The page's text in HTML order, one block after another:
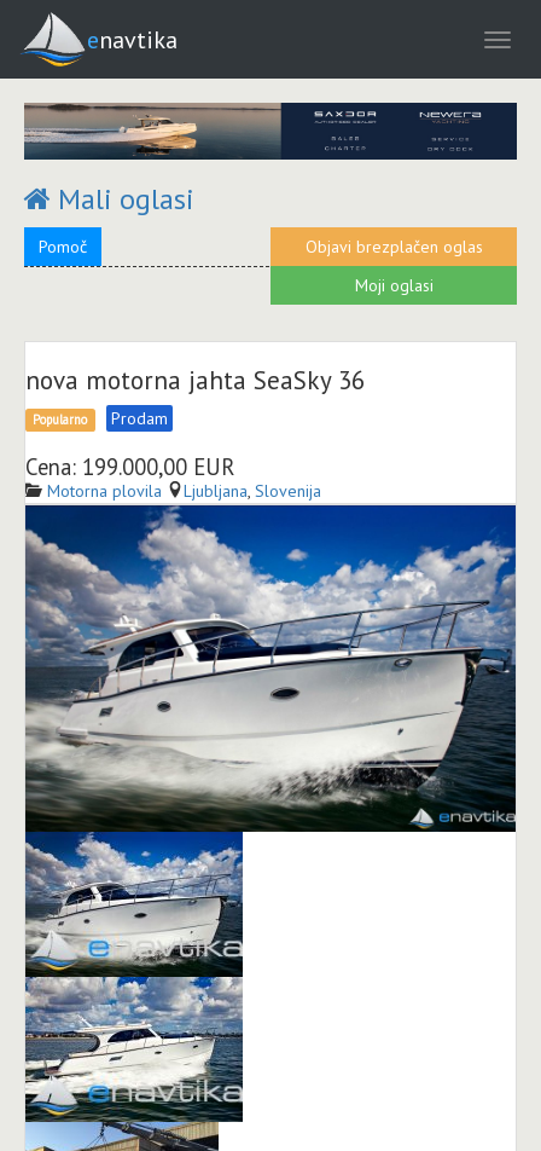
enavtika
Mali oglasi
Objavi brezplačen oglas
Pomoč
Moji oglasi
nova motorna jahta SeaSky 36
Popularno Prodam
Cena: 199.000,00 EUR
Motorna plovila Ljubljana, Slovenija